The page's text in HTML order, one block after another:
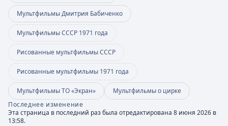
Мультфильмы Дмитрия Бабиченко
Мультфильмы СССР 1971 года
Рисованные мультфильмы СССР
Рисованные мультфильмы 1971 года
Мультфильмы ТО «Экран»
Мультфильмы о цирке
Последнее изменение
Эта страница в последний раз была отредактирована 8 июня 2026 в
13:58.